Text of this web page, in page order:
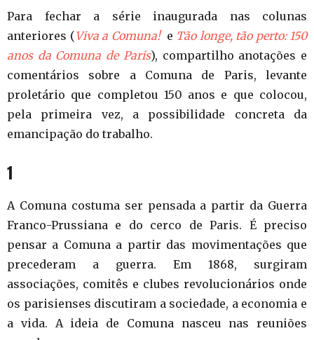
Para fechar a série inaugurada nas colunas
anteriores (Viva a Comuna!e Tão longe, tão perto: 150
anos da Comuna de Paris), compartilho anotações e
comentários sobre a Comuna de Paris, levante
proletário que completou 150 anos e que colocou,
pela primeira vez, a possibilidade concreta da
emancipação do trabalho.
1
A Comuna costuma ser pensada a partir da Guerra
Franco-Prussiana e do cerco de Paris. É preciso
pensar a Comuna a partir das movimentações que
precederam a guerra. Em 1868, surgiram
associações, comitês e clubes revolucionários onde
os parisienses discutiram a sociedade, a economia e
a vida. A ideia de Comuna nasceu nas reuniões